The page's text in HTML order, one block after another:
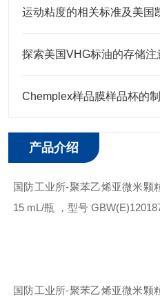
探索美国VHG标油的存储注
Chemplex样品膜样品杯的
产品介绍
国防工业所-聚苯乙烯亚微米颗
15 mL/瓶 ，型号
国防工业所-聚苯乙烯亚微米颗